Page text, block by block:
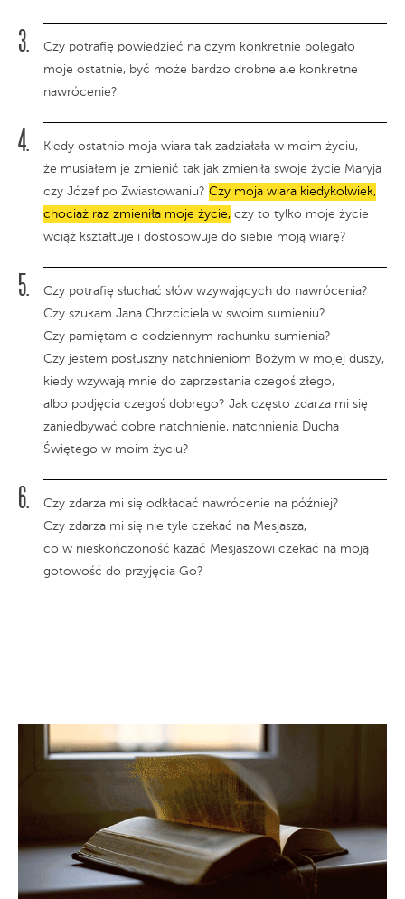
Czy potrafię powiedzieć na czym konkretnie polegało
moje ostatnie, być może bardzo drobne ale konkretne
nawrócenie?
Kiedy ostatnio moja wiara tak zadziałała w moim życiu,
że musiałem je zmienić tak jak zmieniła swoje życie Maryja
czy Józef po Zwiastowaniu? Czy moja wiara kiedykolwiek,
chociaż raz zmieniła moje życie, czy to tylko moje życie
wciąż kształtuje i dostosowuje do siebie moją wiarę?
Czy potrafię słuchać słów wzywających do nawrócenia?
Czy szukam Jana Chrzciciela w swoim sumieniu?
Czy pamiętam o codziennym rachunku sumienia?
Czy jestem posłuszny natchnieniom Bożym w mojej duszy,
kiedy wzywają mnie do zaprzestania czegoś złego,
albo podjęcia czegoś dobrego? Jak często zdarza mi się
zaniedbywać dobre natchnienie, natchnienia Ducha
Świętego w moim życiu?
Czy zdarza mi się odkładać nawrócenie na później?
Czy zdarza mi się nie tyle czekać na Mesjasza,
co w nieskończoność kazać Mesjaszowi czekać na moją
gotowość do przyjęcia Go?